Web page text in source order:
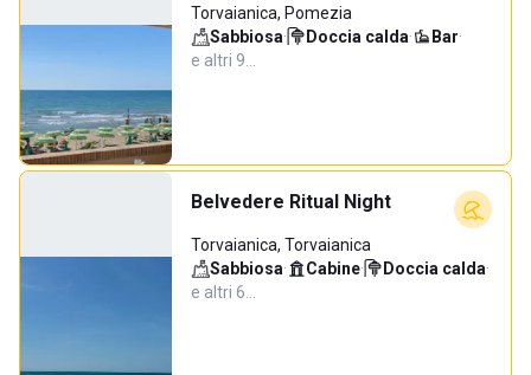
Torvaianica, Pomezia
Sabbiosa· Doccia calda· Bar·
e altri 9…
Belvedere Ritual Night
Torvaianica, Torvaianica
Sabbiosa· Cabine· Doccia calda·
e altri 6…